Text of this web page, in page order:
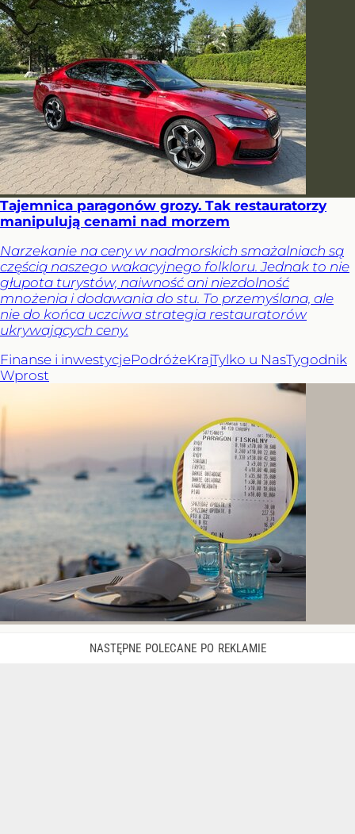
Tajemnica paragonów grozy. Tak restauratorzy
manipulują cenami nad morzem
Narzekanie na ceny w nadmorskich smażalniach są
częścią naszego wakacyjnego folkloru. Jednak to nie
głupota turystów, naiwność ani niezdolność
mnożenia i dodawania do stu. To przemyślana, ale
nie do końca uczciwa strategia restauratorów
ukrywających ceny.
Finanse i inwestycjePodróżeKrajTylko u NasTygodnik
Wprost